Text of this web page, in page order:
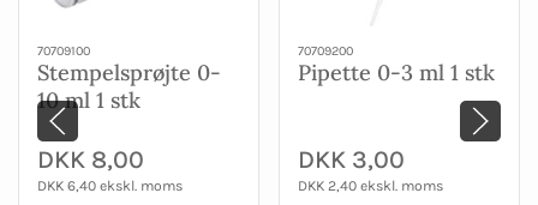
70709100
Stempelsprøjte 0-
10 ml 1 stk
DKK 8,00
DKK 6,40 ekskl. moms
70709200
Pipette 0-3 ml 1 stk
DKK 3,00
DKK 2,40 ekskl. moms